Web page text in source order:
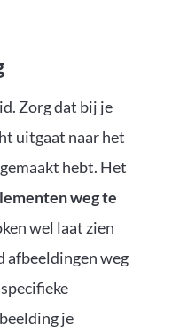
Zorg dat bij je
uitgaat naar het
hebt. Het
weg te
wel laat zien
afbeeldingen weg
je